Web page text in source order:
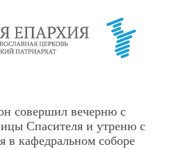
совершил вечерню с
Спасителя и утреню с
в кафедральном соборе